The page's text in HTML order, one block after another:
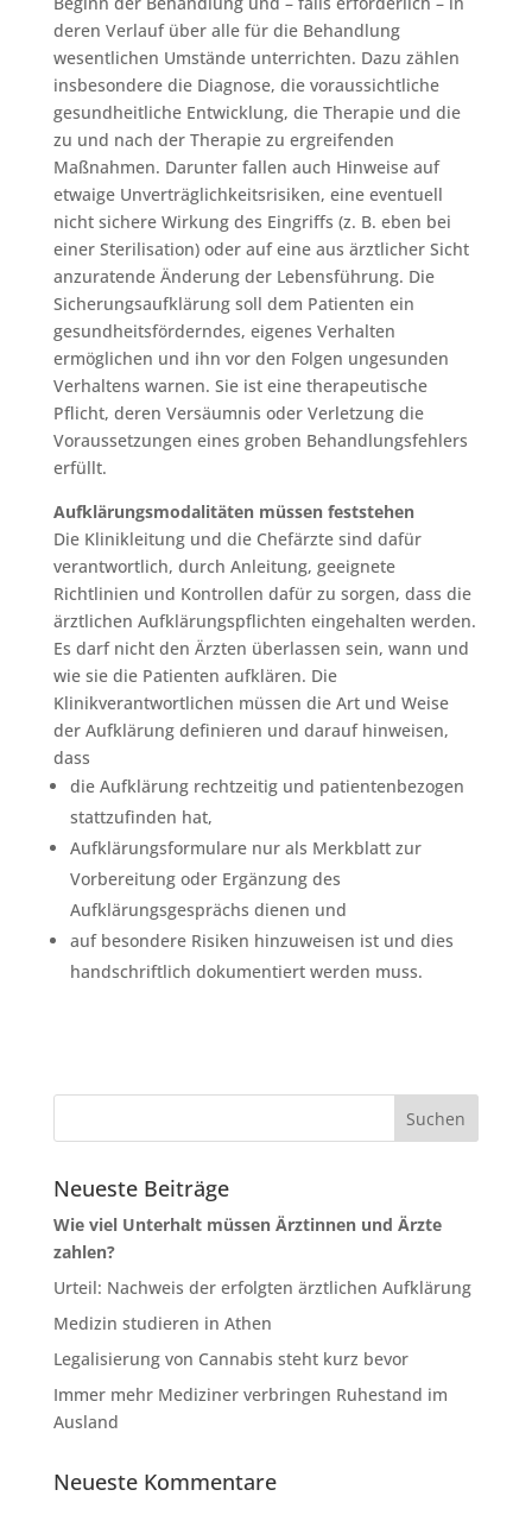
deren Verlauf über alle für die Behandlung
wesentlichen Umstände unterrichten. Dazu zählen
insbesondere die Diagnose, die voraussichtliche
gesundheitliche Entwicklung, die Therapie und die
zu und nach der Therapie zu ergreifenden
Maßnahmen. Darunter fallen auch Hinweise auf
etwaige Unverträglichkeitsrisiken, eine eventuell
nicht sichere Wirkung des Eingriffs (z. B. eben bei
einer Sterilisation) oder auf eine aus ärztlicher Sicht
anzuratende Änderung der Lebensführung. Die
Sicherungsaufklärung soll dem Patienten ein
gesundheitsförderndes, eigenes Verhalten
ermöglichen und ihn vor den Folgen ungesunden
Verhaltens warnen. Sie ist eine therapeutische
Pflicht, deren Versäumnis oder Verletzung die
Voraussetzungen eines groben Behandlungsfehlers
erfüllt.
Aufklärungsmodalitäten müssen feststehen
Die Klinikleitung und die Chefärzte sind dafür
verantwortlich, durch Anleitung, geeignete
Richtlinien und Kontrollen dafür zu sorgen, dass die
ärztlichen Aufklärungspflichten eingehalten werden.
Es darf nicht den Ärzten überlassen sein, wann und
wie sie die Patienten aufklären. Die
Klinikverantwortlichen müssen die Art und Weise
der Aufklärung definieren und darauf hinweisen,
dass
die Aufklärung rechtzeitig und patientenbezogen
stattzufinden hat,
Aufklärungsformulare nur als Merkblatt zur
Vorbereitung oder Ergänzung des
Aufklärungsgesprächs dienen und
auf besondere Risiken hinzuweisen ist und dies
handschriftlich dokumentiert werden muss.
Neueste Beiträge
Wie viel Unterhalt müssen Ärztinnen und Ärzte
zahlen?
Urteil: Nachweis der erfolgten ärztlichen Aufklärung
Medizin studieren in Athen
Legalisierung von Cannabis steht kurz bevor
Immer mehr Mediziner verbringen Ruhestand im
Ausland
Neueste Kommentare